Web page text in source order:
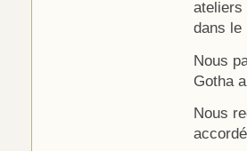
ateliers
dans le
Nous
Gotha
Nous